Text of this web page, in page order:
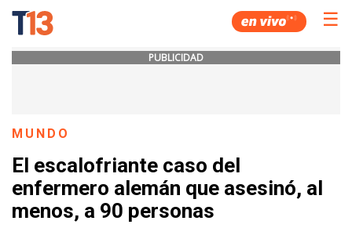
☰
PUBLICIDAD
MUNDO
El escalofriante caso del
enfermero alemán que asesinó, al
menos, a 90 personas